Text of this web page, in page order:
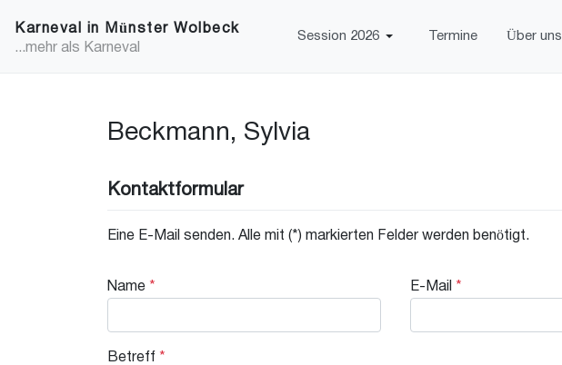
Karneval in Münster Wolbeck
...mehr als Karneval
Session 2026 Termine Über uns
Beckmann, Sylvia
Kontaktformular
Eine E-Mail senden. Alle mit (*) markierten Felder werden benötigt.
Name * E-Mail *
Betreff *